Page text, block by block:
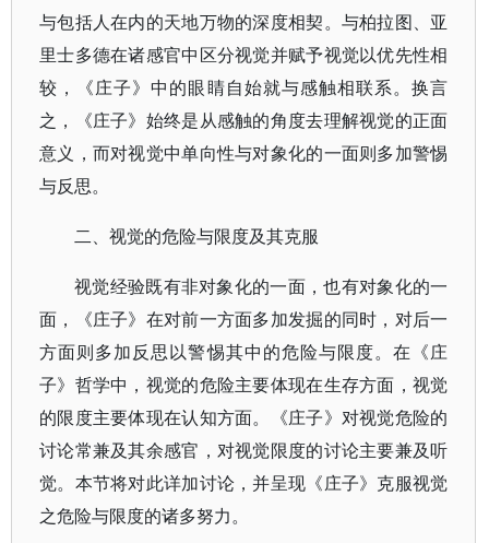
与包括人在内的天地万物的深度相契。与柏拉图、亚
里士多德在诸感官中区分视觉并赋予视觉以优先性相
较，《庄子》中的眼睛自始就与感触相联系。换言
之，《庄子》始终是从感触的角度去理解视觉的正面
意义，而对视觉中单向性与对象化的一面则多加警惕
与反思。
二、视觉的危险与限度及其克服
视觉经验既有非对象化的一面，也有对象化的一
面，《庄子》在对前一方面多加发掘的同时，对后一
方面则多加反思以警惕其中的危险与限度。在《庄
子》哲学中，视觉的危险主要体现在生存方面，视觉
的限度主要体现在认知方面。《庄子》对视觉危险的
讨论常兼及其余感官，对视觉限度的讨论主要兼及听
觉。本节将对此详加讨论，并呈现《庄子》克服视觉
之危险与限度的诸多努力。